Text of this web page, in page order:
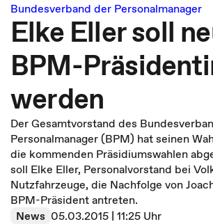
Bundesverband der Personalmanager
Elke Eller soll
BPM-
werden
Der Gesamtvorstand des
Personalmanager (BPM) hat seinen
die kommenden Präsidiumswahlen
soll Elke Eller, Personalvorstand bei
Nutzfahrzeuge, die Nachfolge von
BPM-Präsident antreten.
News 05.03.2015 | 11:25 Uhr